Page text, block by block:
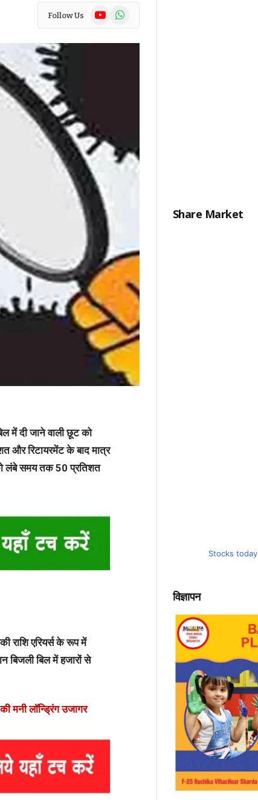
Follow Us YouTubeWhatsApp
में दी जाने वाली छूट को
और रिटायरमेंट के बाद मात्र
को लंबे समय तक 50 प्रतिशत
राशि एरियर्स के रूप में
बिजली बिल में हजारों से
मनी लॉन्ड्रिंग उजागर
Share Market
Stocks today
विज्ञापन